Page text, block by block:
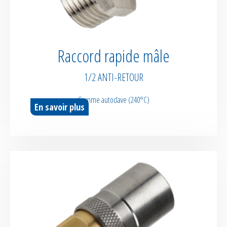
Raccord rapide mâle
1/2 ANTI-RETOUR
Gamme autoclave (240°C)
En savoir plus